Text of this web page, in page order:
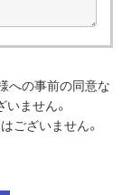
への事前の同意な
ません。
ございません。